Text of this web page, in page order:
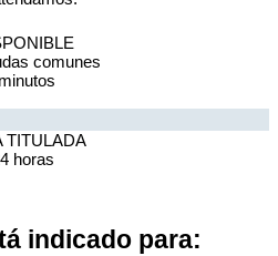
comunes
TITULADA
horas
indicado para: